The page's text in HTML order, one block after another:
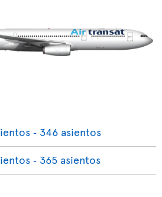
‐ 346 asientos
‐ 365 asientos